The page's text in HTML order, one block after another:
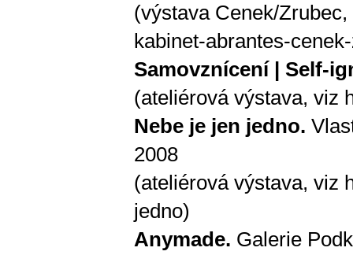
(výstava Cenek/
kabinet-abrantes-
Samovznícení | Self-
(ateliérová výstava, viz
Nebe je jen jedno.
2008
(ateliérová výstava, viz
jedno)
Anymade. Galerie